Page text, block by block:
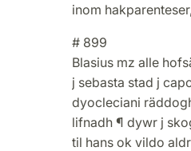
inom
# 899
Blasius mz alle
j sebasta stad j
dyocleciani
lifnadh ¶ dywr j
til hans ok vildo